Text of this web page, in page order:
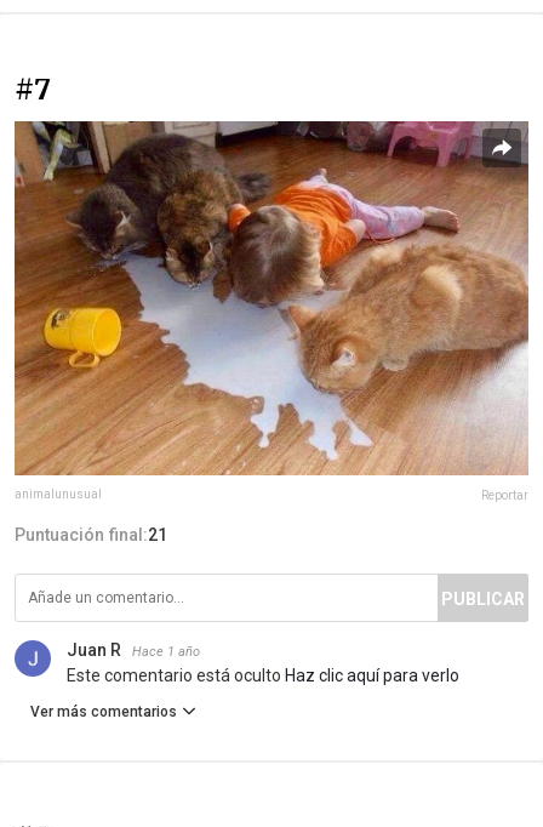
#7
animalunusual Reportar
Puntuación final:21
PUBLICAR
Juan R Hace 1 año
Este comentario está oculto Haz clic aquí para verlo
Ver más comentarios